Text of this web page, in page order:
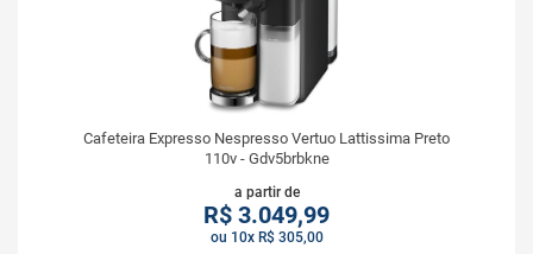
Cafeteira Expresso Nespresso Vertuo Lattissima Preto
110v - Gdv5brbkne
a partir de
R$ 3.049,99
ou 10x R$ 305,00